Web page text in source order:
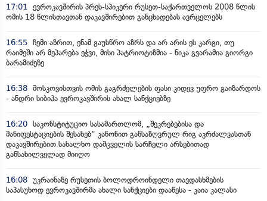
17:01
ევროკავშირის პრეს-სპიკერი რუსეთ-საქართველოს 2008 წლის
ომის 18 წლისთავთან დაკავშირებით განცხადებას ავრცელებს
16:55 ჩემი აზრით, ენამ გაუსწრო აზრს და არ არის ეს კარგი, თუ
რაიმეში არ მეპარება ეჭვი, მისი პატრიოტიზმია - ნიკა გვარამია გიორგი
ბარამიძეზე
16:38 მოსკოვისთვის ომის გაგრძელების ფასი კიდევ უფრო გაიზარდოს
- ანდრი სიბიჰა ევროკავშირის ახალ სანქციებზე
16:20 საკონსტიტუციო სასამართლომ, „შეკრებებისა და
მანიფესტაციების შესახებ“ კანონით განსაზღვრულ რიგ აკრძალვასთან
დაკავშირებით სახალხო დამცველის სარჩელი არსებითად
განსახილველად მიიღო
16:08 უკრაინაზე რუსეთის ბოლოდროინდელი თავდასხმების
საპასუხოდ ევროკავშირმა ახალი სანქციები დააწესა - კაია კალასი